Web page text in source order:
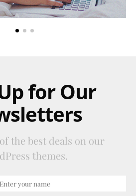
for Our
the best deals on our
themes.